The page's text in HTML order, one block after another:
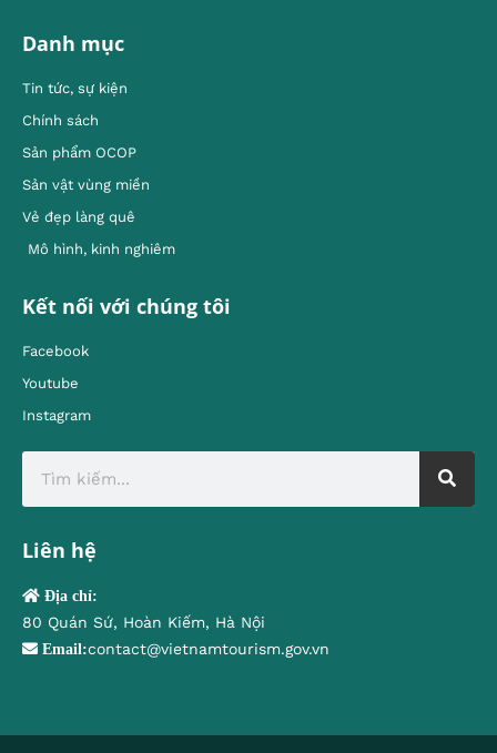
Danh mục
Tin tức, sự kiện
Chính sách
Sản phẩm OCOP
Sản vật vùng miền
Vẻ đẹp làng quê
Mô hình, kinh nghiêm
Kết nối với chúng tôi
Facebook
Youtube
Instagram
Liên hệ
Địa chỉ:
80 Quán Sứ, Hoàn Kiếm, Hà Nội
Email:contact@vietnamtourism.gov.vn